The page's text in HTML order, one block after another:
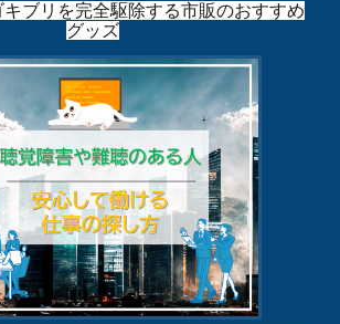
キブリを完全駆除する市販のおすすめ
グッズ